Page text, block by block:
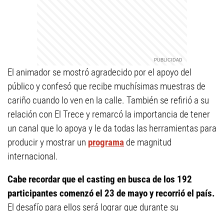
El animador se mostró agradecido por el apoyo del
público y confesó que recibe muchísimas muestras de
cariño cuando lo ven en la calle. También se refirió a su
relación con El Trece y remarcó la importancia de tener
un canal que lo apoya y le da todas las herramientas para
producir y mostrar un programa de magnitud
internacional.
Cabe recordar que el casting en busca de los 192
participantes comenzó el 23 de mayo y recorrió el país.
El desafío para ellos será lograr que durante su